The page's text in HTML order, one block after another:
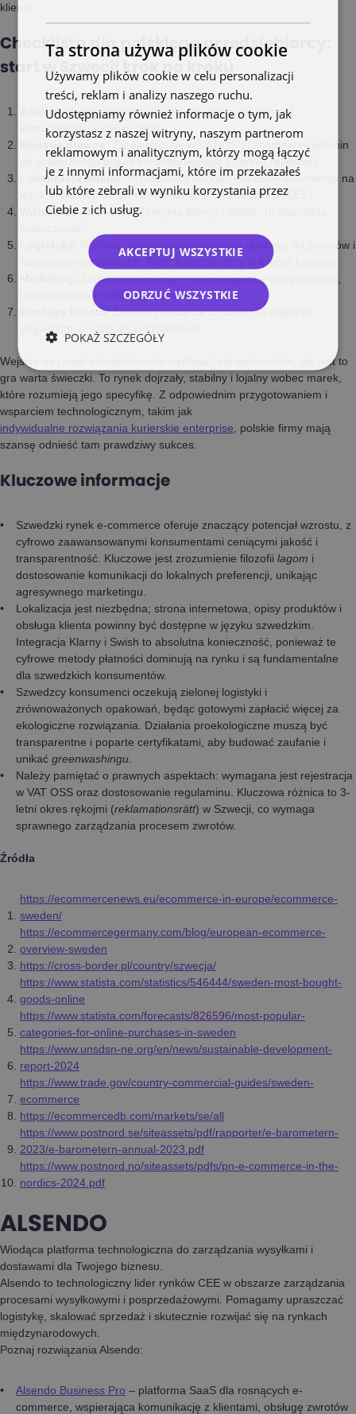
klienta.
Checklista dla polskiego przedsiębiorcy:
start w Szwecji krok po kroku
Analiza rynku:Zbadaj konkurencję (ceny, asortyment,
komunikacja) w swojej niszy.
Kwestie prawne:
Zarejestruj się w VAT OSS i dostosuj regulamin
do szwedzkiego prawa konsumenckiego (3-letnia rękojmia).
Lokalizacja sklepu:Przetłumacz stronę i kluczowe dokumenty na
język szwedzki. Ustaw ceny w koronach szwedzkich (SEK).
Wdrożenie płatności:Zintegruj Klarnę i Swish. To absolutna
Wybierz operatorów oferujących dostawę do punktów i
automatów paczkowych. Bądź transparentny w kwestii kosztów.
Zaplanuj kampanię w duchulagom– merytoryczną,
transparentną i budującą zaufanie.
Obsługa klienta:Zapewnij wsparcie co najmniej w języku
angielskim, a najlepiej w szwedzkim.
Wejście na rynek szwedzki może wydawać się wyzwaniem, ale jest to
gra warta świeczki. To rynek dojrzały, stabilny i lojalny wobec marek,
które rozumieją jego specyfikę. Z odpowiednim przygotowaniem i
wsparciem technologicznym, takim jak
indywidualne rozwiązania kurierskie enterprise , polskie firmy mają
szansę odnieść tam prawdziwy sukces.
Kluczowe informacje
Szwedzki rynek e-commerce oferuje znaczący potencjał wzrostu, z
cyfrowo zaawansowanymi konsumentami ceniącymi jakość i
transparentność. Kluczowe jest zrozumienie filozofii lagom i
dostosowanie komunikacji do lokalnych preferencji, unikając
agresywnego marketingu.
Lokalizacja jest niezbędna; strona internetowa, opisy produktów i
obsługa klienta powinny być dostępne w języku szwedzkim.
Integracja Klarny i Swish to absolutna konieczność, ponieważ te
cyfrowe metody płatności dominują na rynku i są fundamentalne
dla szwedzkich konsumentów.
Szwedzcy konsumenci oczekują zielonej logistyki i
zrównoważonych opakowań, będąc gotowymi zapłacić więcej za
ekologiczne rozwiązania. Działania proekologiczne muszą być
transparentne i poparte certyfikatami, aby budować zaufanie i
unikać greenwashingu
Należy pamiętać o prawnych aspektach: wymagana jest rejestracja
w VAT OSS oraz dostosowanie regulaminu. Kluczowa różnica to 3-
letni okres rękojmi (reklamationsrätt) w Szwecji, co wymaga
sprawnego zarządzania procesem zwrotów.
Źródła
https://ecommercenews.eu/ecommerce-in-europe/ecommerce-
sweden/
https://ecommercegermany.com/blog/european-ecommerce-
overview-sweden
https://cross-border.pl/country/szwecja/
https://www.statista.com/statistics/546444/sweden-most-bought-
goods-online
https://www.statista.com/forecasts/826596/most-popular-
categories-for-online-purchases-in-sweden
https://www.unsdsn-ne.org/en/news/sustainable-development-
report-2024
https://www.trade.gov/country-commercial-guides/sweden-
ecommerce
https://ecommercedb.com/markets/se/all
https://www.postnord.se/siteassets/pdf/rapporter/e-barometern-
2023/e-barometern-annual-2023.pdf
https://www.postnord.no/siteassets/pdfs/pn-e-commerce-in-the-
nordics-2024.pdf
ALSENDO
Wiodąca platforma technologiczna do zarządzania wysyłkami i
dostawami dla Twojego biznesu.
Alsendo to technologiczny lider rynków CEE w obszarze zarządzania
procesami wysyłkowymi i posprzedażowymi. Pomagamy upraszczać
logistykę, skalować sprzedaż i skutecznie rozwijać się na rynkach
międzynarodowych.
Poznaj rozwiązania Alsendo:
Alsendo Business Pro – platforma SaaS dla rosnących e-
commerce, wspierająca komunikację z klientami, obsługę zwrotów
Ta strona używa plików cookie
Używamy plików cookie w celu personalizacji
treści, reklam i analizy naszego ruchu.
Udostępniamy również informacje o tym, jak
korzystasz z naszej witryny, naszym partnerom
reklamowym i analitycznym, którzy mogą łączyć
je z innymi informacjami, które im przekazałeś
lub które zebrali w wyniku korzystania przez
Ciebie z ich usług.
AKCEPTUJ WSZYSTKIE
ODRZUĆ WSZYSTKIE
POKAŻ SZCZEGÓŁY